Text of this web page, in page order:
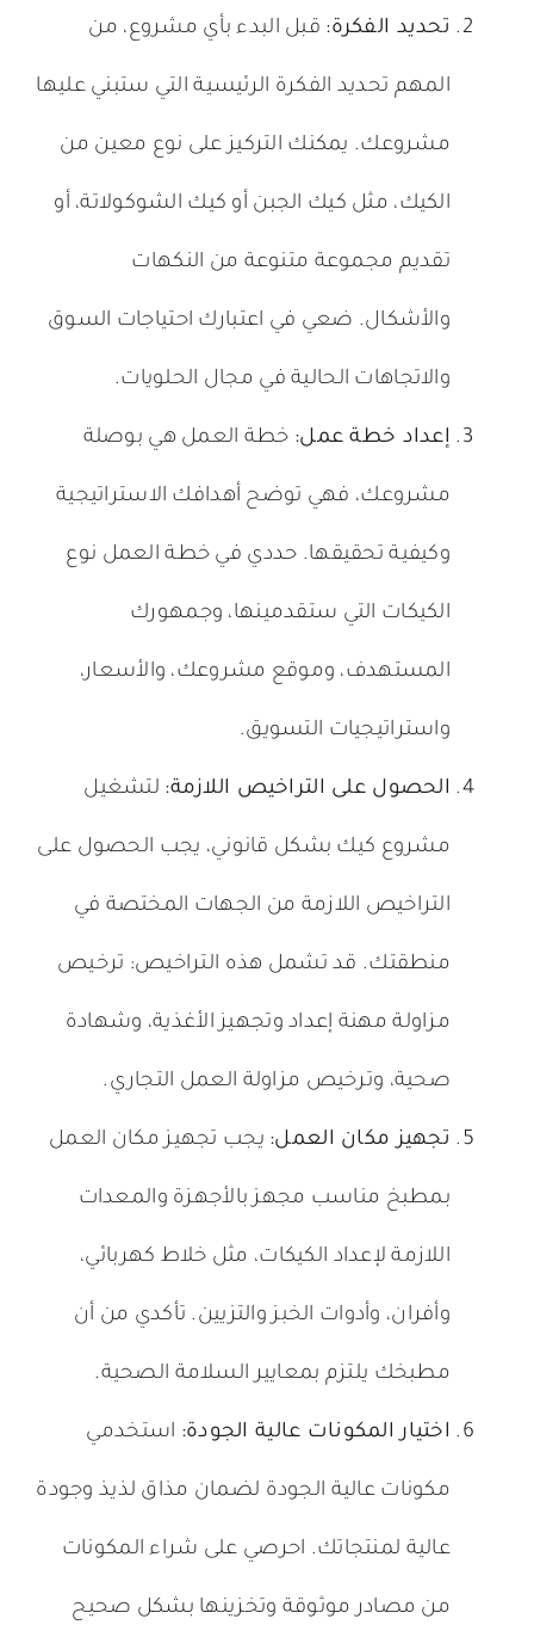
تحديد الفكرة: قبل البدء بأي مشروع، من
المهم تحديد الفكرة الرئيسية التي ستبني عليها
مشروعك. يمكنك التركيز على نوع معين من
الكيك، مثل كيك الجبن أو كيك الشوكولاتة، أو
تقديم مجموعة متنوعة من النكهات
والأشكال. ضعي في اعتبارك احتياجات السوق
والاتجاهات الحالية في مجال الحلويات.
إعداد خطة عمل: خطة العمل هي بوصلة
مشروعك، فهي توضح أهدافك الاستراتيجية
وكيفية تحقيقها. حددي في خطة العمل نوع
الكيكات التي ستقدمينها، وجمهورك
المستهدف، وموقع مشروعك، والأسعار،
واستراتيجيات التسويق.
الحصول على التراخيص اللازمة: لتشغيل
مشروع كيك بشكل قانوني، يجب الحصول على
التراخيص اللازمة من الجهات المختصة في
منطقتك. قد تشمل هذه التراخيص: ترخيص
مزاولة مهنة إعداد وتجهيز الأغذية، وشهادة
صحية، وترخيص مزاولة العمل التجاري.
تجهيز مكان العمل: يجب تجهيز مكان العمل
بمطبخ مناسب مجهز بالأجهزة والمعدات
اللازمة لإعداد الكيكات، مثل خلاط كهربائي،
وأفران، وأدوات الخبز والتزيين. تأكدي من أن
مطبخك يلتزم بمعايير السلامة الصحية.
اختيار المكونات عالية الجودة: استخدمي
مكونات عالية الجودة لضمان مذاق لذيذ وجودة
عالية لمنتجاتك. احرصي على شراء المكونات
من مصادر موثوقة وتخزينها بشكل صحيح